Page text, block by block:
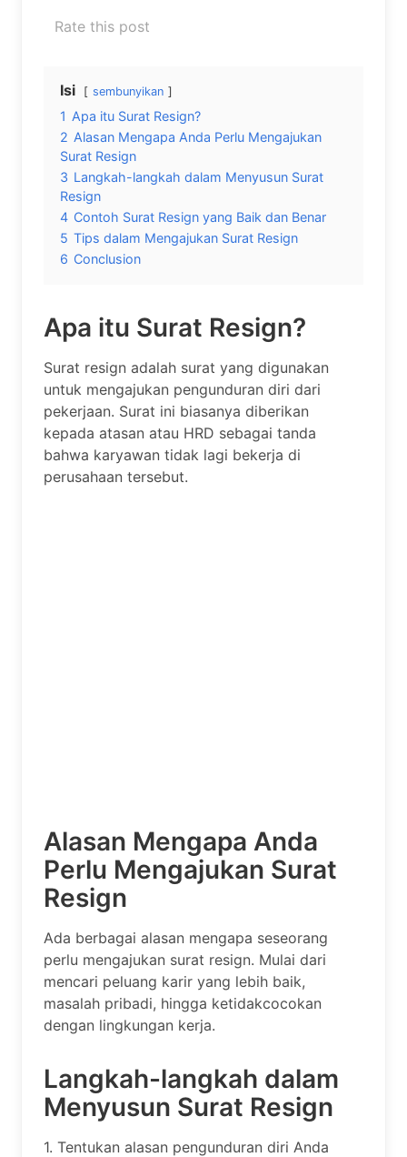
Rate this post
Isi sembunyikan
1 Apa itu Surat Resign?
2 Alasan Mengapa Anda Perlu Mengajukan
Surat Resign
3 Langkah-langkah dalam Menyusun Surat
Resign
4 Contoh Surat Resign yang Baik dan Benar
5 Tips dalam Mengajukan Surat Resign
6 Conclusion
Apa itu Surat Resign?
Surat resign adalah surat yang digunakan
untuk mengajukan pengunduran diri dari
pekerjaan. Surat ini biasanya diberikan
kepada atasan atau HRD sebagai tanda
bahwa karyawan tidak lagi bekerja di
perusahaan tersebut.
Alasan Mengapa Anda
Perlu Mengajukan Surat
Resign
Ada berbagai alasan mengapa seseorang
perlu mengajukan surat resign. Mulai dari
mencari peluang karir yang lebih baik,
masalah pribadi, hingga ketidakcocokan
dengan lingkungan kerja.
Langkah-langkah dalam
Menyusun Surat Resign
1. Tentukan alasan pengunduran diri Anda